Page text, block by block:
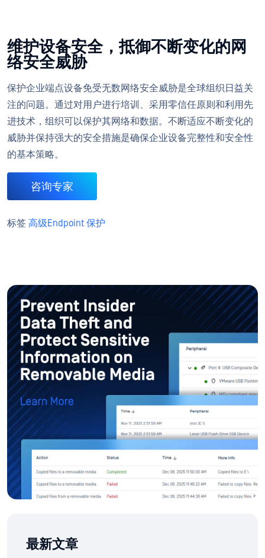
维护设备安全，抵御不断变化的网
络安全威胁
保护企业端点设备免受无数网络安全威胁是全球组织日益关
注的问题。通过对用户进行培训、采用零信任原则和利用先
进技术，组织可以保护其网络和数据。不断适应不断变化的
威胁并保持强大的安全措施是确保企业设备完整性和安全性
的基本策略。
咨询专家
标签 高级Endpoint 保护
最新文章